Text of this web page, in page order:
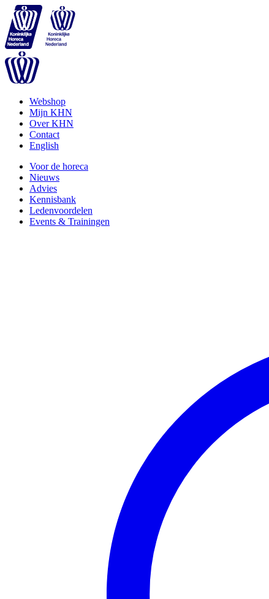
Webshop
Mijn KHN
Over KHN
Contact
English
Voor de horeca
Nieuws
Advies
Kennisbank
Ledenvoordelen
Events & Trainingen